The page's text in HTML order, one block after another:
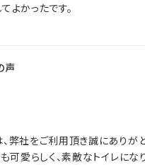
よかったです。
声
弊社をご利用頂き誠にありが
も可愛らしく、素敵なトイレにな